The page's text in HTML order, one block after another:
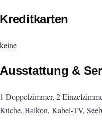
Kreditkarten
keine
Ausstattung &
1 Doppelzimmer, 2
Küche, Balkon, Kabel-TV,